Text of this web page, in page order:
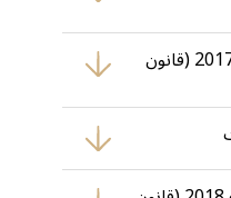
سنوي للحسابات.
المرسوم بقانون اتحادي رقم 8 لسنة 2017 (قانون
والتدقيق.
من شروط التجديد